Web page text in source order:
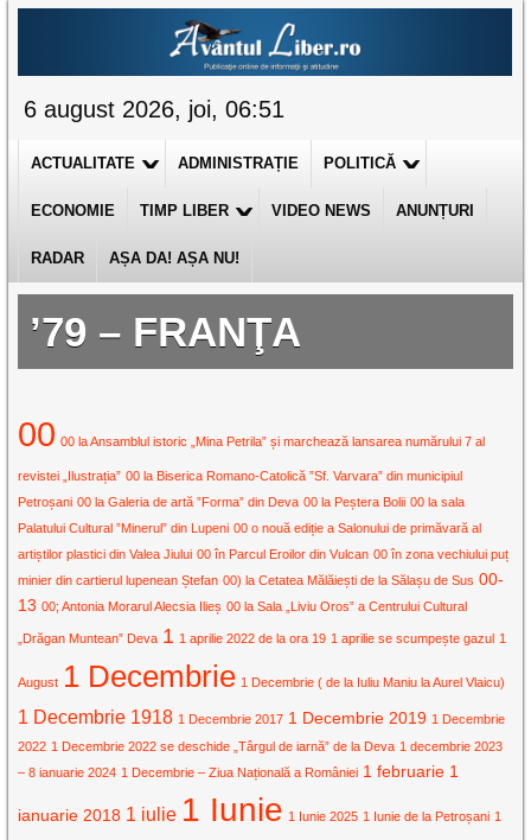
6 august 2026, joi, 06:51
ACTUALITATE ADMINISTRAȚIE POLITICĂ
ECONOMIE TIMP LIBER VIDEO NEWS ANUNȚURI
RADAR AȘA DA! AȘA NU!
’79 – FRANŢA
00 00 la Ansamblul istoric „Mina Petrila” și marchează lansarea numărului 7 al
revistei „Ilustrația” 00 la Biserica Romano-Catolică ”Sf. Varvara” din municipiul
Petroșani 00 la Galeria de artă ”Forma” din Deva 00 la Peștera Bolii 00 la sala
Palatului Cultural ”Minerul” din Lupeni 00 o nouă ediție a Salonului de primăvară al
artiștilor plastici din Valea Jiului 00 în Parcul Eroilor din Vulcan 00 în zona vechiului puț
minier din cartierul lupenean Ștefan 00) la Cetatea Mălăiești de la Sălașu de Sus 00-
13 00; Antonia Morarul Alecsia Ilieș 00 la Sala „Liviu Oros” a Centrului Cultural
„Drăgan Muntean” Deva 1 1 aprilie 2022 de la ora 19 1 aprilie se scumpește gazul 1
August 1 Decembrie 1 Decembrie ( de la Iuliu Maniu la Aurel Vlaicu)
1 Decembrie 1918 1 Decembrie 2017 1 Decembrie 2019 1 Decembrie
2022 1 Decembrie 2022 se deschide „Târgul de iarnă” de la Deva 1 decembrie 2023
– 8 ianuarie 2024 1 Decembrie – Ziua Națională a României 1 februarie 1
ianuarie 2018 1 iulie 1 Iunie 1 Iunie 2025 1 Iunie de la Petroșani 1